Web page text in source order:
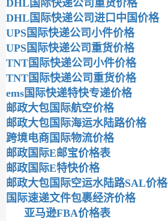
DHL国际快递公司重货价格
DHL国际快递公司进口中国价格
UPS国际快递公司小件价格
UPS国际快递公司重货价格
TNT国际快递公司小件价格
TNT国际快递公司重货价格
ems国际快递特快专递价格
邮政大包国际航空价格
邮政大包国际海运水陆路价格
跨境电商国际物流价格
邮政国际E邮宝价格表
邮政国际E特快价格
邮政大包国际空运水陆路SAL价格
国际速递文件包裹经济价格
亚马逊FBA价格表